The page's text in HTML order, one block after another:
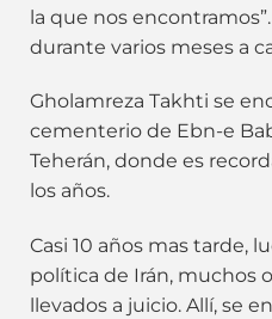
la que nos
durante varios meses a
Gholamreza Takhti se
cementerio de Ebn-e
Teherán, donde es
los años.
Casi 10 años mas tarde,
política de Irán, muchos
llevados a juicio. Allí, se